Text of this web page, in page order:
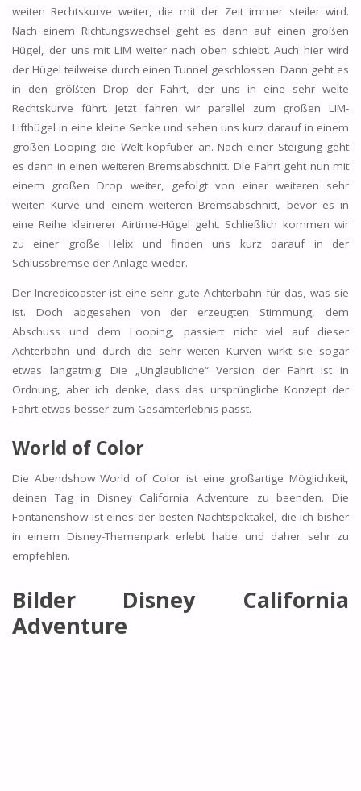
weiten Rechtskurve weiter, die mit der Zeit immer steiler wird.
Nach einem Richtungswechsel geht es dann auf einen großen
Hügel, der uns mit LIM weiter nach oben schiebt. Auch hier wird
der Hügel teilweise durch einen Tunnel geschlossen. Dann geht es
in den größten Drop der Fahrt, der uns in eine sehr weite
Rechtskurve führt. Jetzt fahren wir parallel zum großen LIM-
Lifthügel in eine kleine Senke und sehen uns kurz darauf in einem
großen Looping die Welt kopfüber an. Nach einer Steigung geht
es dann in einen weiteren Bremsabschnitt. Die Fahrt geht nun mit
einem großen Drop weiter, gefolgt von einer weiteren sehr
weiten Kurve und einem weiteren Bremsabschnitt, bevor es in
eine Reihe kleinerer Airtime-Hügel geht. Schließlich kommen wir
zu einer große Helix und finden uns kurz darauf in der
Schlussbremse der Anlage wieder.
Der Incredicoaster ist eine sehr gute Achterbahn für das, was sie
ist. Doch abgesehen von der erzeugten Stimmung, dem
Abschuss und dem Looping, passiert nicht viel auf dieser
Achterbahn und durch die sehr weiten Kurven wirkt sie sogar
etwas langatmig. Die „Unglaubliche“ Version der Fahrt ist in
Ordnung, aber ich denke, dass das ursprüngliche Konzept der
Fahrt etwas besser zum Gesamterlebnis passt.
World of Color
Die Abendshow World of Color ist eine großartige Möglichkeit,
deinen Tag in Disney California Adventure zu beenden. Die
Fontänenshow ist eines der besten Nachtspektakel, die ich bisher
in einem Disney-Themenpark erlebt habe und daher sehr zu
empfehlen.
Bilder Disney California
Adventure